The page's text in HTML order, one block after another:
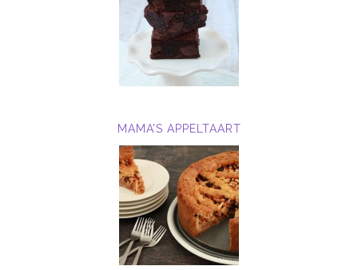
MAMA’S APPELTAART